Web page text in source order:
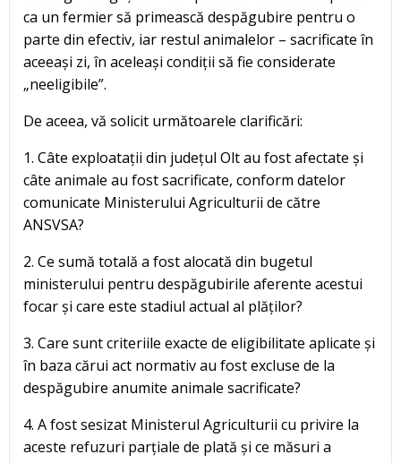
ca un fermier să primească despăgubire pentru o
parte din efectiv, iar restul animalelor – sacrificate în
aceeași zi, în aceleași condiții să fie considerate
„neeligibile”.
De aceea, vă solicit următoarele clarificări:
1. Câte exploatații din județul Olt au fost afectate și
câte animale au fost sacrificate, conform datelor
comunicate Ministerului Agriculturii de către
ANSVSA?
2. Ce sumă totală a fost alocată din bugetul
ministerului pentru despăgubirile aferente acestui
focar și care este stadiul actual al plăților?
3. Care sunt criteriile exacte de eligibilitate aplicate și
în baza cărui act normativ au fost excluse de la
despăgubire anumite animale sacrificate?
4. A fost sesizat Ministerul Agriculturii cu privire la
aceste refuzuri parțiale de plată și ce măsuri a